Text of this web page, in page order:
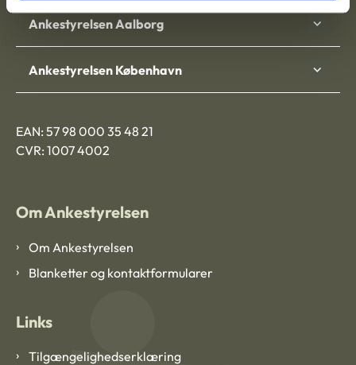
Ankestyrelsen Aalborg
Ankestyrelsen København
EAN: 57 98 000 35 48 21
CVR: 1007 4002
Om Ankestyrelsen
Om Ankestyrelsen
Blanketter og kontaktformularer
Links
Tilgængelighedserklæring